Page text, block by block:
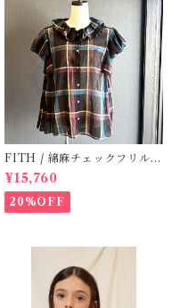
FITH / 綿麻チェックフリルブ
ラウス(Black) / Size 2
¥15,760
20%OFF